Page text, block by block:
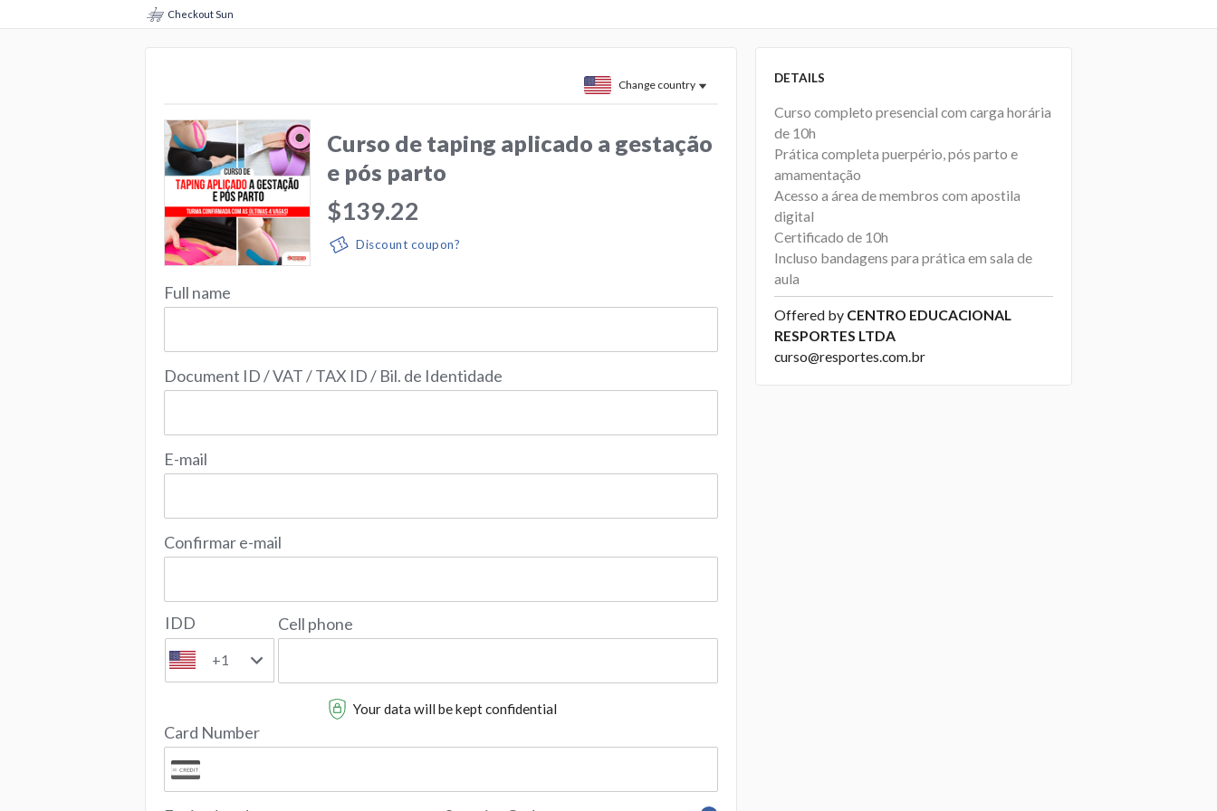
Checkout Sun
Change country
Curso de taping aplicado a gestação
e pós parto
$139.22
Discount coupon?
Full name
Document ID / VAT / TAX ID / Bil. de Identidade
E-mail
Confirmar e-mail
IDD
+1
Cell phone
Your data will be kept confidential
Card Number
DETAILS
Curso completo presencial com carga horária
de 10h
Prática completa puerpério, pós parto e
amamentação
Acesso a área de membros com apostila
digital
Certificado de 10h
Incluso bandagens para prática em sala de
aula
Offered by CENTRO EDUCACIONAL
RESPORTES LTDA
curso@resportes.com.br